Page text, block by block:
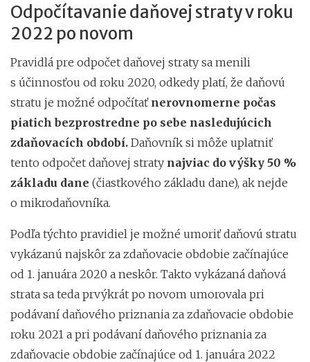
Odpočítavanie daňovej straty v roku
2022 po novom
Pravidlá pre odpočet daňovej straty sa menili
s účinnosťou od roku 2020, odkedy platí, že daňovú
stratu je možné odpočítať nerovnomerne počas
piatich bezprostredne po sebe nasledujúcich
zdaňovacích období. Daňovník si môže uplatniť
tento odpočet daňovej straty najviac do výšky 50 %
základu dane (čiastkového základu dane), ak nejde
o mikrodaňovníka.
Podľa týchto pravidiel je možné umoriť daňovú stratu
vykázanú najskôr za zdaňovacie obdobie začínajúce
od 1. januára 2020 a neskôr. Takto vykázaná daňová
strata sa teda prvýkrát po novom umorovala pri
podávaní daňového priznania za zdaňovacie obdobie
roku 2021 a pri podávaní daňového priznania za
zdaňovacie obdobie začínajúce od 1. januára 2022